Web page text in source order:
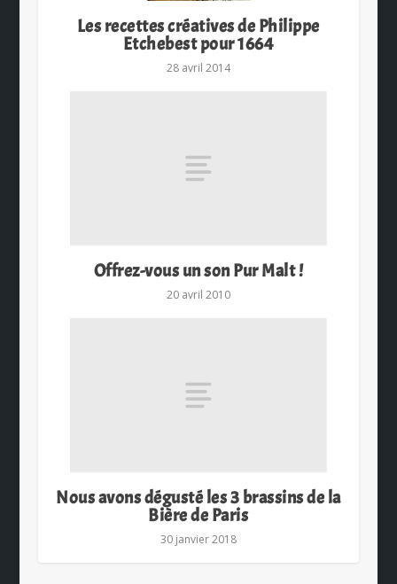
Les recettes créatives de Philippe
Etchebest pour 1664
28 avril 2014
Offrez-vous un son Pur Malt !
20 avril 2010
Nous avons dégusté les 3 brassins de la
Bière de Paris
30 janvier 2018